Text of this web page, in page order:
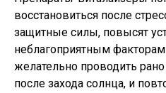
восстановиться после
защитные силы, повысят
неблагоприятным
желательно проводить
после захода солнца, и